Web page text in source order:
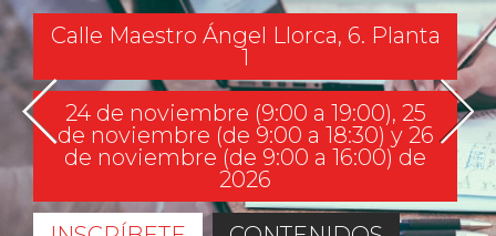
Calle Maestro Ángel Llorca, 6. Planta
1
24 de noviembre (9:00 a 19:00), 25
de noviembre (de 9:00 a 18:30) y 26
de noviembre (de 9:00 a 16:00) de
2026